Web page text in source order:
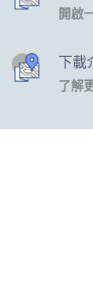
開啟
下載
了解